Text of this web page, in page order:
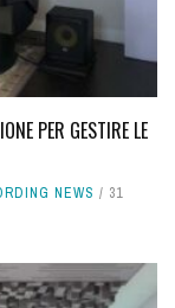
PER GESTIRE LE
NEWS
31